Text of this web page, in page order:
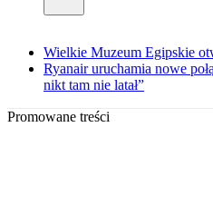
Wielkie Muzeum Egipskie
Ryanair uruchamia nowe
nikt tam nie latał”
Promowane treści